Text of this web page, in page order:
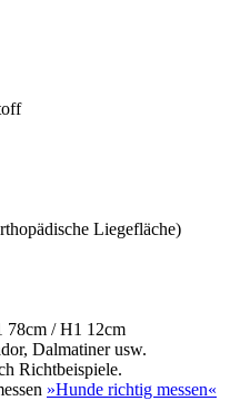
Liegefläche)
78cm / H1 12cm
Dalmatiner usw.
Richtbeispiele.
»Hunde richtig messen«